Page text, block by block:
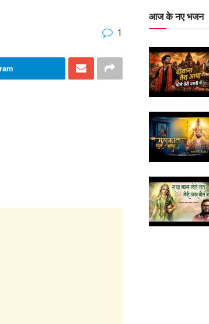
1
आज के नए भजन